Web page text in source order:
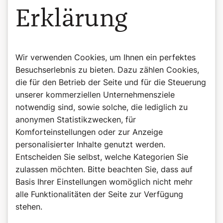
©Wiener Domverlag
Buchtipp: Beten, Herr Pfarrer!
Weitere lustige Anekdoten finden Sie in "Beten, Herr
Erklärung
Wir verwenden Cookies, um Ihnen ein perfektes
Besuchserlebnis zu bieten. Dazu zählen Cookies,
die für den Betrieb der Seite und für die Steuerung
unserer kommerziellen Unternehmensziele
notwendig sind, sowie solche, die lediglich zu
anonymen Statistikzwecken, für
Komforteinstellungen oder zur Anzeige
personalisierter Inhalte genutzt werden.
Entscheiden Sie selbst, welche Kategorien Sie
zulassen möchten. Bitte beachten Sie, dass auf
Basis Ihrer Einstellungen womöglich nicht mehr
alle Funktionalitäten der Seite zur Verfügung
stehen.